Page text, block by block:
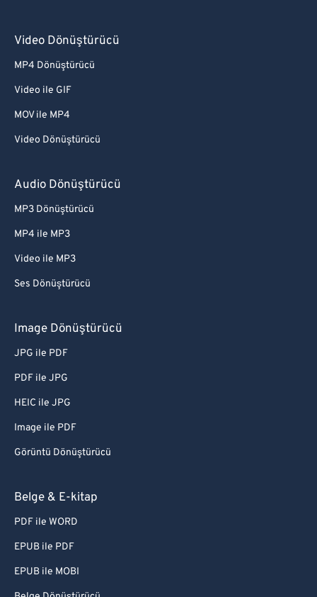
Video Dönüştürücü
MP4 Dönüştürücü
Video ile GIF
MOV ile MP4
Video Dönüştürücü
Audio Dönüştürücü
MP3 Dönüştürücü
MP4 ile MP3
Video ile MP3
Ses Dönüştürücü
Image Dönüştürücü
JPG ile PDF
PDF ile JPG
HEIC ile JPG
Image ile PDF
Görüntü Dönüştürücü
Belge & E-kitap
PDF ile WORD
EPUB ile PDF
EPUB ile MOBI